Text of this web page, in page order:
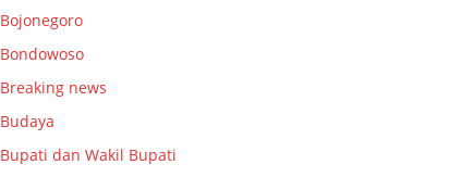
Bojonegoro
Bondowoso
Breaking news
Budaya
Bupati dan Wakil Bupati